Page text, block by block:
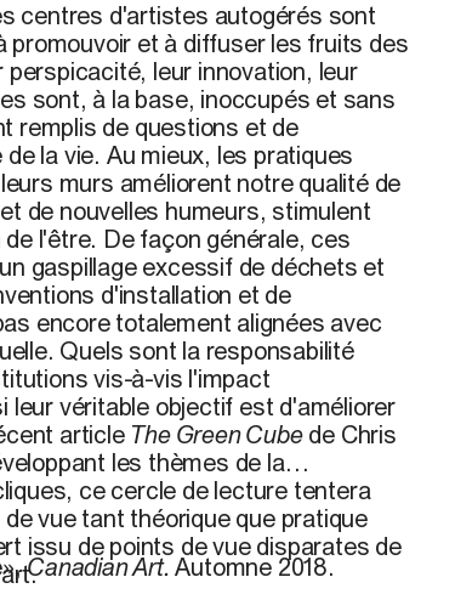
centres d'artistes autogérés sont
promouvoir et à diffuser les fruits des
leur innovation, leur
sont, à la base, inoccupés et sans
remplis de questions et de
la vie. Au mieux, les pratiques
murs améliorent notre qualité de
de nouvelles humeurs, stimulent
l'être. De façon générale, ces
gaspillage excessif de déchets et
d'installation et de
encore totalement alignées avec
Quels sont la responsabilité
vis-à-vis l'impact
leur véritable objectif est d'améliorer
article The Green Cubede Chris
les thèmes de la
ce cercle de lecture tentera
de vue tant théorique que pratique
issu de points de vue disparates de
Canadian Art.Automne 2018.